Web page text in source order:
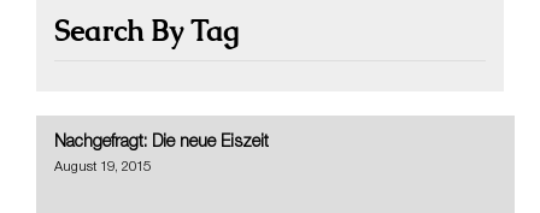
Search By Tag
Nachgefragt: Die neue Eiszeit
August 19, 2015